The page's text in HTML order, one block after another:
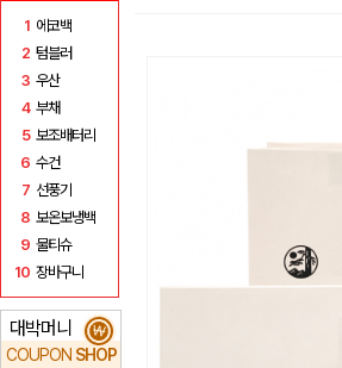
1 에코백
2 텀블러
3 우산
4 부채
5 보조배터리
6 수건
7 선풍기
8 보온보냉백
9 물티슈
10 장바구니
대박머니
COUPON SHOP
₩